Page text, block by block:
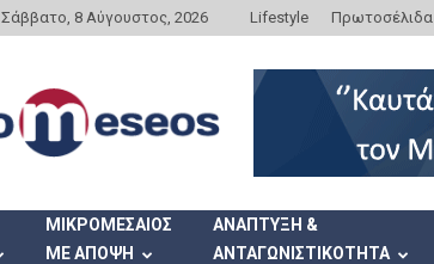
Σάββατο, 8 Αύγουστος, 2026 Lifestyle Πρωτοσέλιδα
ΜΙΚΡΟΜΕΣΑΙΟΣ
ΜΕ ΑΠΟΨΗ
ΑΝΑΠΤΥΞΗ &
ΑΝΤΑΓΩΝΙΣΤΙΚΟΤΗΤΑ